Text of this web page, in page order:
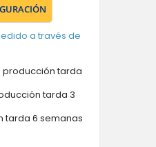
a través de
tarda
tarda 3
tarda 6 semanas